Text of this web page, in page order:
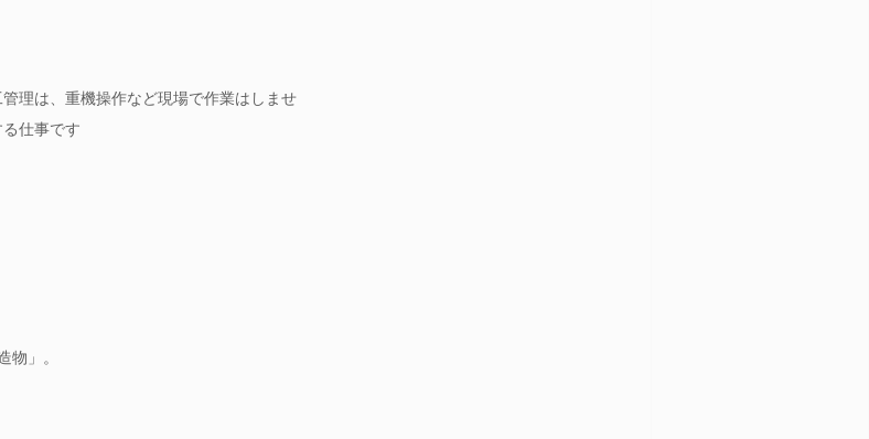
理は、重機操作など現場で作業はしませ
仕事です
物」。